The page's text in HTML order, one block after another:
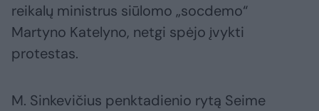
reikalų ministrus siūlomo „socdemo“
Martyno Katelyno, netgi spėjo įvykti
protestas.
M. Sinkevičius penktadienio rytą Seime